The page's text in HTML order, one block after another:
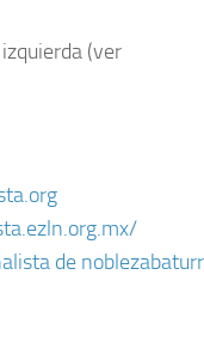
(ver
de